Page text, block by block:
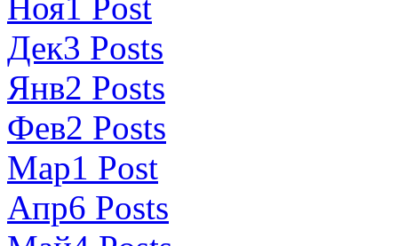
Ноя1 Post
Дек3 Posts
Янв2 Posts
Фев2 Posts
Мар1 Post
Апр6 Posts